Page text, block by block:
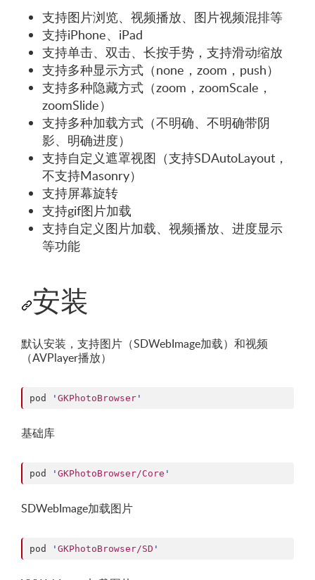
支持图片浏览、视频播放、图片视频混排等
支持iPhone、iPad
支持单击、双击、长按手势，支持滑动缩放
支持多种显示方式（none，zoom，push）
支持多种隐藏方式（zoom，zoomScale，
zoomSlide）
支持多种加载方式（不明确、不明确带阴
影、明确进度）
支持自定义遮罩视图（支持SDAutoLayout，
不支持Masonry）
支持屏幕旋转
支持gif图片加载
支持自定义图片加载、视频播放、进度显示
等功能
安装
默认安装，支持图片（SDWebImage加载）和视频
（AVPlayer播放）
pod ' GKPhotoBrowser '
基础库
pod ' GKPhotoBrowser/Core '
SDWebImage加载图片
pod ' GKPhotoBrowser/SD '